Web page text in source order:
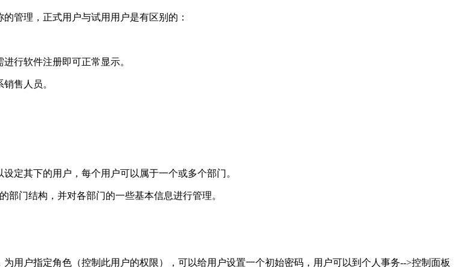
管理，正式用户与试用用户是有区别的：
行软件注册即可正常显示。
售人员。
定其下的用户，每个用户可以属于一个或多个部门。
门结构，并对各部门的一些基本信息进行管理。
用户指定角色（控制此用户的权限），可以给用户设置一个初始密码，用户可以到个人事务-->控制面板